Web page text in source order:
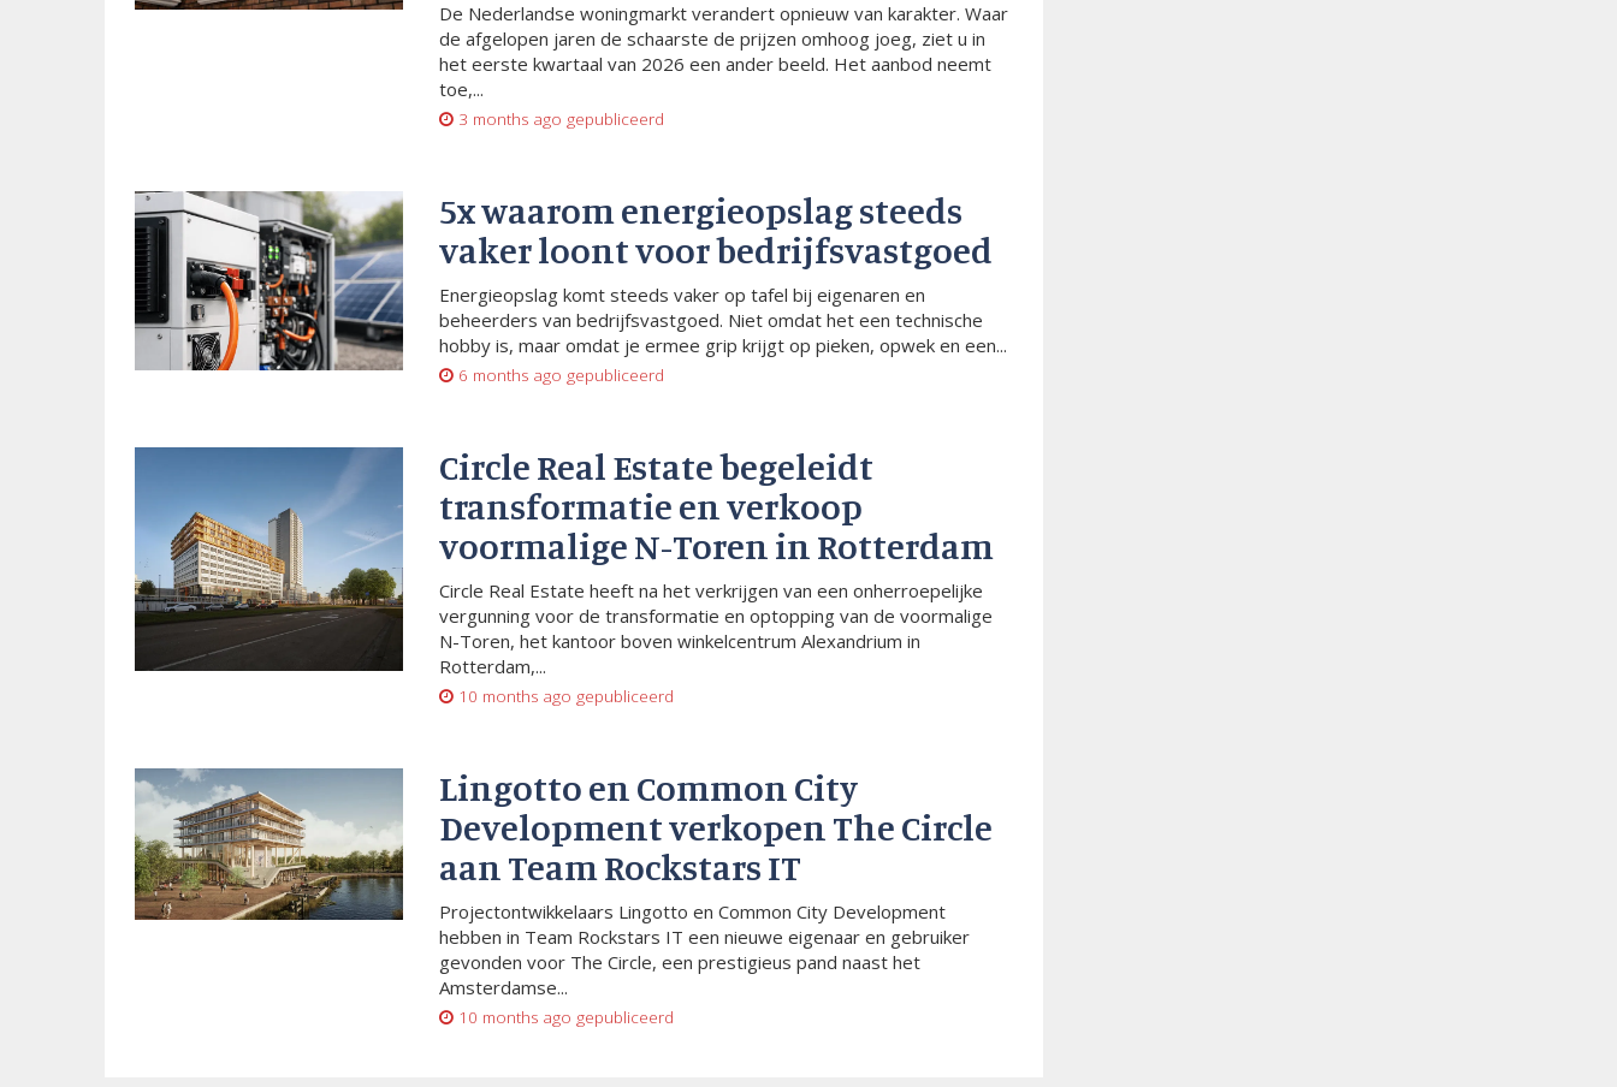
De Nederlandse woningmarkt verandert opnieuw van karakter. Waar
de afgelopen jaren de schaarste de prijzen omhoog joeg, ziet u in
het eerste kwartaal van 2026 een ander beeld. Het aanbod neemt
toe,...
3 months ago gepubliceerd
5x waarom energieopslag steeds
vaker loont voor bedrijfsvastgoed
Energieopslag komt steeds vaker op tafel bij eigenaren en
beheerders van bedrijfsvastgoed. Niet omdat het een technische
hobby is, maar omdat je ermee grip krijgt op pieken, opwek en een...
6 months ago gepubliceerd
Circle Real Estate begeleidt
transformatie en verkoop
voormalige N-Toren in Rotterdam
Circle Real Estate heeft na het verkrijgen van een onherroepelijke
vergunning voor de transformatie en optopping van de voormalige
N-Toren, het kantoor boven winkelcentrum Alexandrium in
Rotterdam,...
10 months ago gepubliceerd
Lingotto en Common City
Development verkopen The Circle
aan Team Rockstars IT
Projectontwikkelaars Lingotto en Common City Development
hebben in Team Rockstars IT een nieuwe eigenaar en gebruiker
gevonden voor The Circle, een prestigieus pand naast het
Amsterdamse...
10 months ago gepubliceerd